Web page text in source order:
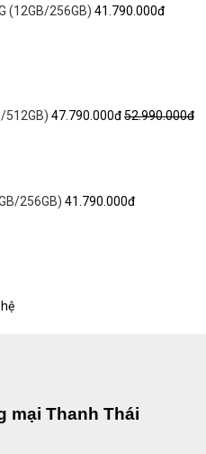
(12GB/256GB) 41.790.000đ
512GB) 47.790.000đ52.990.000đ
256GB) 41.790.000đ
mại Thanh Thái